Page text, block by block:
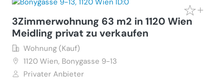
3Zimmerwohnung 63 m2 in 1120 Wien
Meidling privat zu verkaufen
Wohnung (Kauf)
1120 Wien, Bonygasse 9-13
Privater Anbieter